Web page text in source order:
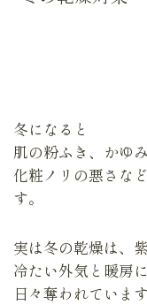
冬になると
肌の粉ふき、かゆ
化粧ノリの悪さな
す。
実は冬の乾燥は、
冷たい外気と暖房
日々奪われています